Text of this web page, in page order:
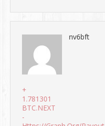
+
1.781301
BTC.NEXT
-
nv6bft